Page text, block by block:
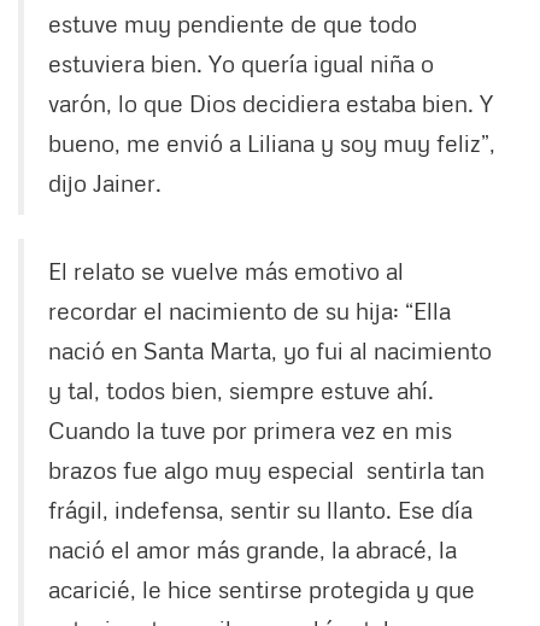
estuve muy pendiente de que todo
estuviera bien. Yo quería igual niña o
varón, lo que Dios decidiera estaba bien. Y
bueno, me envió a Liliana y soy muy feliz”,
dijo Jainer.
El relato se vuelve más emotivo al
recordar el nacimiento de su hija: “Ella
nació en Santa Marta, yo fui al nacimiento
y tal, todos bien, siempre estuve ahí.
Cuando la tuve por primera vez en mis
brazos fue algo muy especial sentirla tan
frágil, indefensa, sentir su llanto. Ese día
nació el amor más grande, la abracé, la
acaricié, le hice sentirse protegida y que